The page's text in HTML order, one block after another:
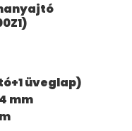
üveglap)
mm